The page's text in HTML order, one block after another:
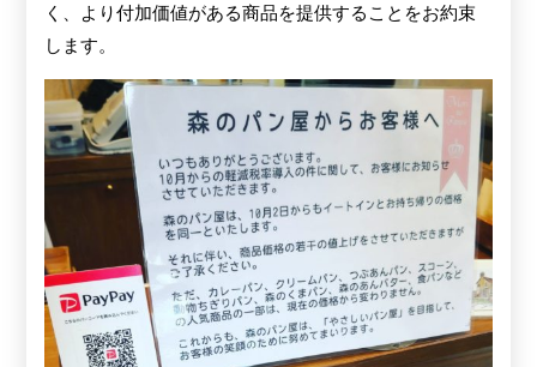
く、より付加価値がある商品を提供することをお約束
します。